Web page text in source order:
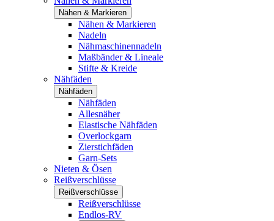
Nähen & Markieren
Nähen & Markieren
Nadeln
Nähmaschinennadeln
Maßbänder & Lineale
Stifte & Kreide
Nähfäden
Nähfäden
Nähfäden
Allesnäher
Elastische Nähfäden
Overlockgarn
Zierstichfäden
Garn-Sets
Nieten & Ösen
Reißverschlüsse
Reißverschlüsse
Reißverschlüsse
Endlos-RV